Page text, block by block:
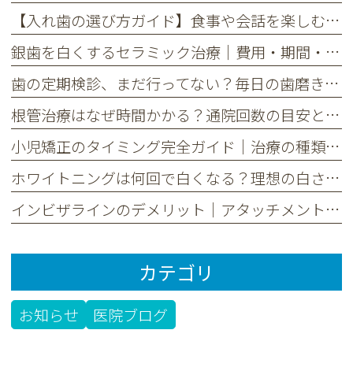
【入れ歯の選び方ガイド】食事や会話を楽しむためのポイントとは
銀歯を白くするセラミック治療｜費用・期間・長持ちさせる秘訣
歯の定期検診、まだ行ってない？毎日の歯磨きだけでは不十分な理由
根管治療はなぜ時間かかる？通院回数の目安と治療期間を解説
小児矯正のタイミング完全ガイド｜治療の種類と選び方を分かりやすく
ホワイトニングは何回で白くなる？理想の白さまでの回数と期間を解説
インビザラインのデメリット｜アタッチメントは実は目立つ？後悔しないための全知識
カテゴリ
お知らせ 医院ブログ